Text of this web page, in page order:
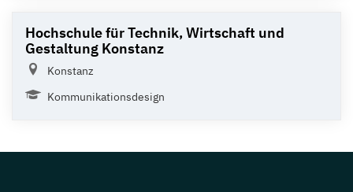
Hochschule für Technik, Wirtschaft und
Gestaltung Konstanz
Konstanz
Kommunikationsdesign